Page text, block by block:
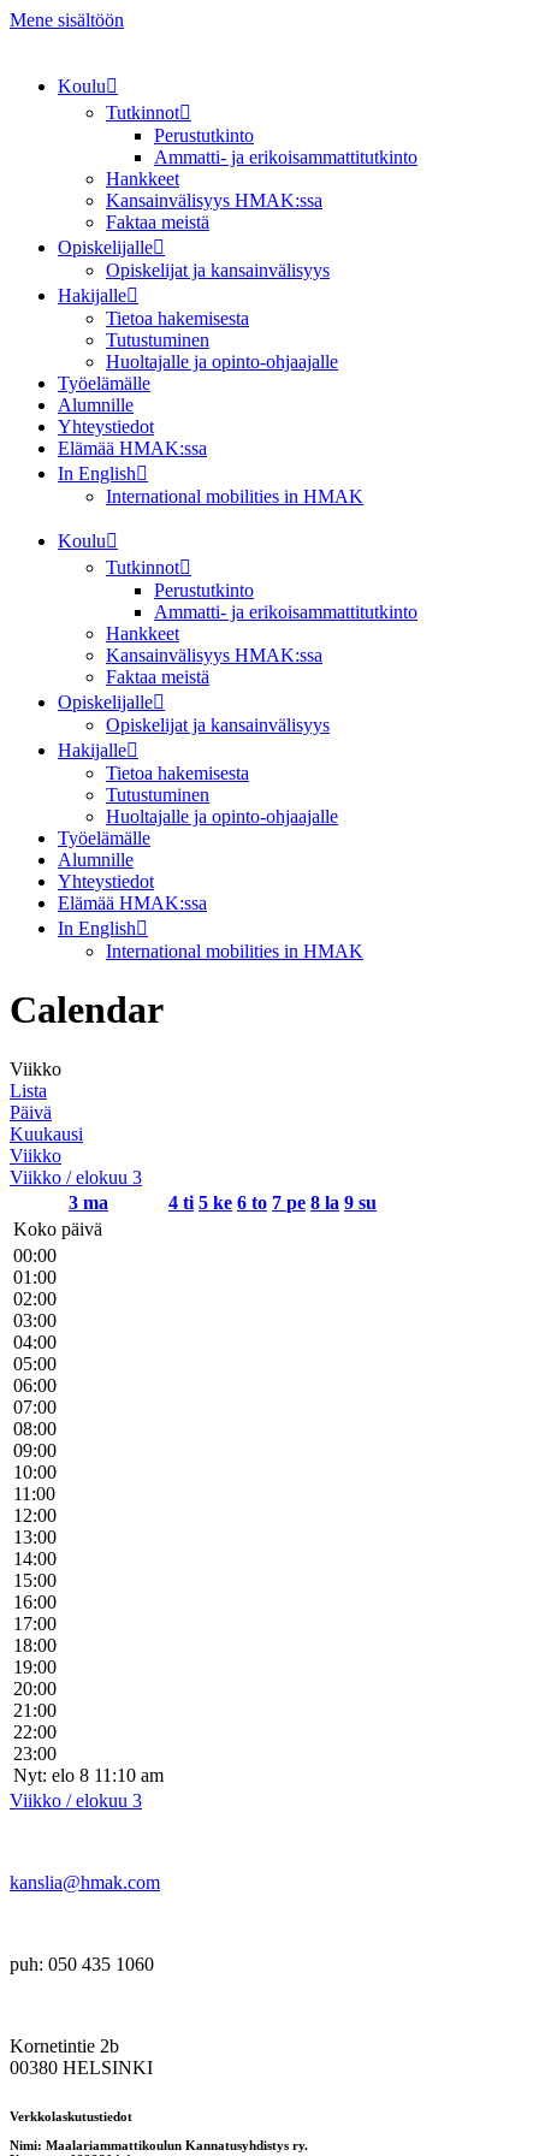
Mene sisältöön
Koulu
Tutkinnot
Perustutkinto
Ammatti- ja erikoisammattitutkinto
Hankkeet
Kansainvälisyys HMAK:ssa
Faktaa meistä
Opiskelijalle
Opiskelijat ja kansainvälisyys
Hakijalle
Tietoa hakemisesta
Tutustuminen
Huoltajalle ja opinto-ohjaajalle
Työelämälle
Alumnille
Yhteystiedot
Elämää HMAK:ssa
In English
International mobilities in HMAK
Koulu
Tutkinnot
Perustutkinto
Ammatti- ja erikoisammattitutkinto
Hankkeet
Kansainvälisyys HMAK:ssa
Faktaa meistä
Opiskelijalle
Opiskelijat ja kansainvälisyys
Hakijalle
Tietoa hakemisesta
Tutustuminen
Huoltajalle ja opinto-ohjaajalle
Työelämälle
Alumnille
Yhteystiedot
Elämää HMAK:ssa
In English
International mobilities in HMAK
Calendar
Viikko
Lista
Päivä
Kuukausi
Viikko
Viikko / elokuu 3
3 ma 4 ti 5 ke 6 to 7 pe 8 la 9 su
Koko päivä
00:00
01:00
02:00
03:00
04:00
05:00
06:00
07:00
08:00
09:00
10:00
11:00
12:00
13:00
14:00
15:00
16:00
17:00
18:00
19:00
20:00
21:00
22:00
23:00
Nyt: elo 8 11:10 am
Viikko / elokuu 3
kanslia@hmak.com
puh: 050 435 1060
Kornetintie 2b
00380 HELSINKI
Verkkolaskutustiedot
Nimi: Maalariammattikoulun Kannatusyhdistys ry.